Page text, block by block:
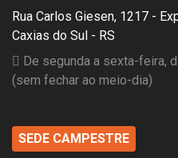
Rua Carlos Giesen, 1217 -
Caxias do Sul - RS
De segunda a sexta-feira,
(sem fechar ao meio-dia)
SEDE CAMPESTRE